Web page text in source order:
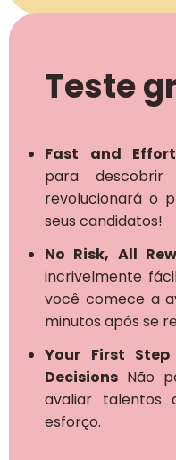
Teste
Fast and
para
revolucionará o
seus candidatos!
No Risk, All
incrivelmente
você comece a
minutos após se
Your First
Decisions Não
avaliar talentos
esforço.